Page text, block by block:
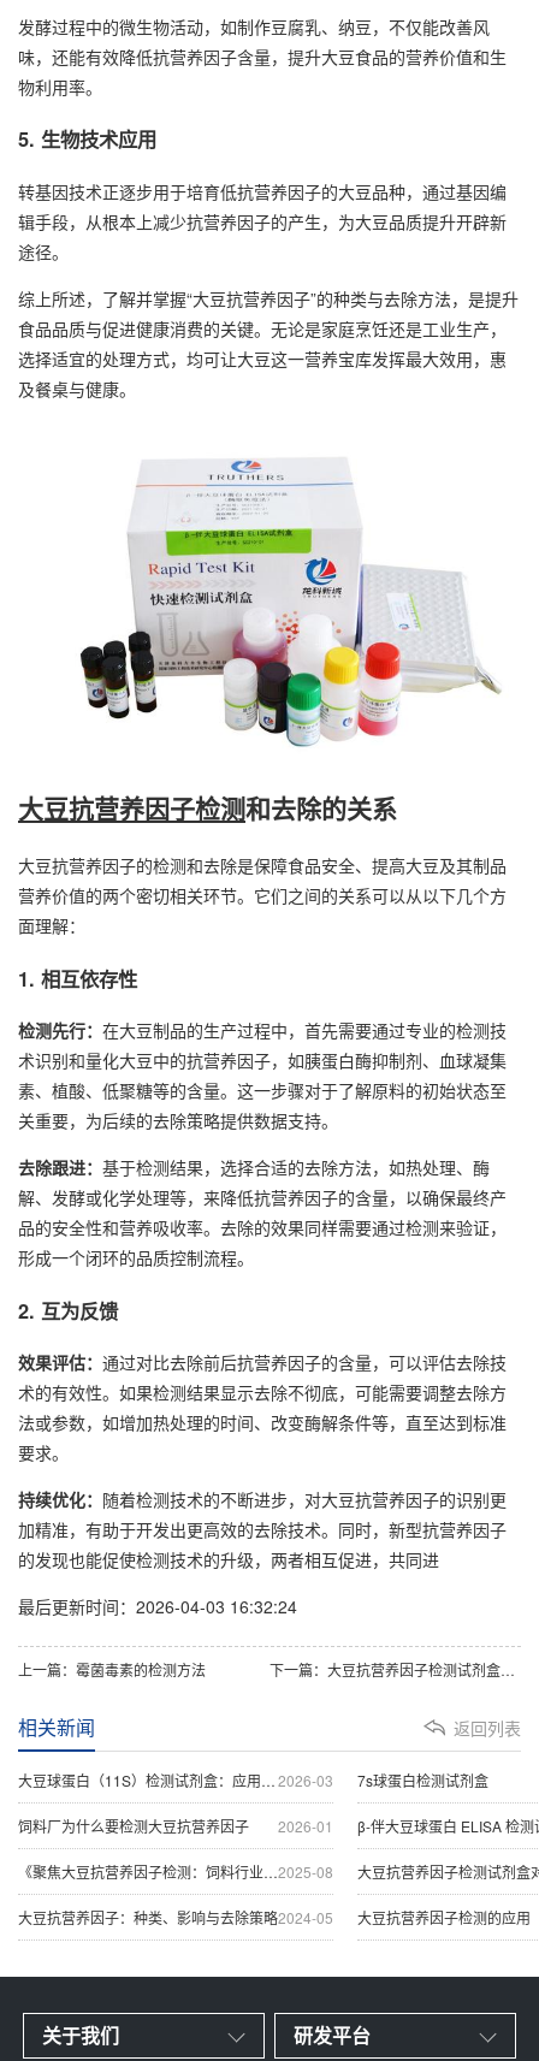
发酵过程中的微生物活动，如制作豆腐乳、纳豆，不仅能改善风
味，还能有效降低抗营养因子含量，提升大豆食品的营养价值和生
物利用率。
5. 生物技术应用
转基因技术正逐步用于培育低抗营养因子的大豆品种，通过基因编
辑手段，从根本上减少抗营养因子的产生，为大豆品质提升开辟新
途径。
综上所述，了解并掌握“大豆抗营养因子”的种类与去除方法，是提升
食品品质与促进健康消费的关键。无论是家庭烹饪还是工业生产，
选择适宜的处理方式，均可让大豆这一营养宝库发挥最大效用，惠
及餐桌与健康。
大豆抗营养因子检测和去除的关系
大豆抗营养因子的检测和去除是保障食品安全、提高大豆及其制品
营养价值的两个密切相关环节。它们之间的关系可以从以下几个方
面理解：
1. 相互依存性
检测先行： 在大豆制品的生产过程中，首先需要通过专业的检测技
术识别和量化大豆中的抗营养因子，如胰蛋白酶抑制剂、血球凝集
素、植酸、低聚糖等的含量。这一步骤对于了解原料的初始状态至
关重要，为后续的去除策略提供数据支持。
去除跟进： 基于检测结果，选择合适的去除方法，如热处理、酶
解、发酵或化学处理等，来降低抗营养因子的含量，以确保最终产
品的安全性和营养吸收率。去除的效果同样需要通过检测来验证，
形成一个闭环的品质控制流程。
2. 互为反馈
效果评估： 通过对比去除前后抗营养因子的含量，可以评估去除技
术的有效性。如果检测结果显示去除不彻底，可能需要调整去除方
法或参数，如增加热处理的时间、改变酶解条件等，直至达到标准
要求。
持续优化： 随着检测技术的不断进步，对大豆抗营养因子的识别更
加精准，有助于开发出更高效的去除技术。同时，新型抗营养因子
的发现也能促使检测技术的升级，两者相互促进，共同进
最后更新时间：2026-04-03 16:32:24
上一篇：霉菌毒素的检测方法 下一篇：大豆抗营养因子检测试剂盒对饲料行业的重要性
返回列表
相关新闻
2026-03
大豆球蛋白（11S）检测试剂盒：应用厂家与场景 7s球蛋白检测试剂盒
2026-01
饲料厂为什么要检测大豆抗营养因子 β-伴大豆球蛋白 ELISA 检测
2025-08
《聚焦大豆抗营养因子检测：饲料行业不可忽视 大豆抗营养因子检测试剂盒对饲料行
2024-05
大豆抗营养因子：种类、影响与去除策略 大豆抗营养因子检测的应用
关于我们 研发平台